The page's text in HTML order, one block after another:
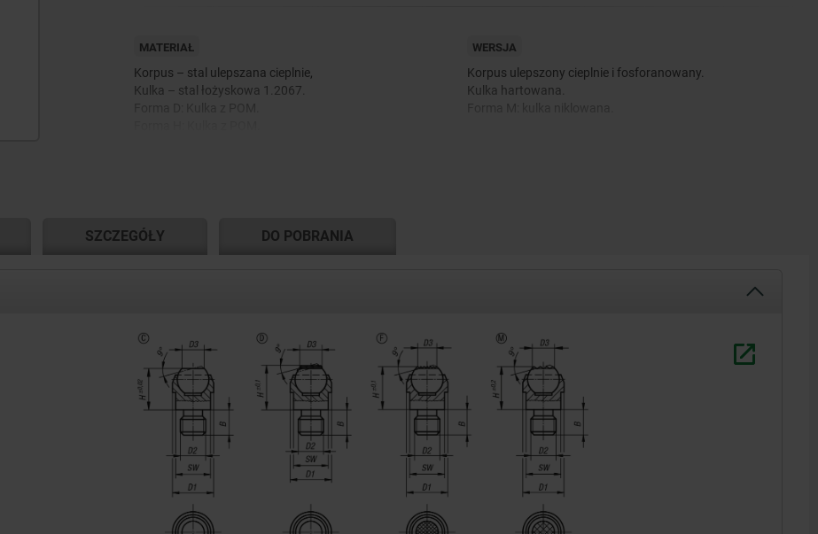
MATERIAŁ
Korpus – stal ulepszana cieplnie,
Kulka – stal łożyskowa 1.2067.
WERSJA
Korpus ulepszony cieplnie i fosforanowany.
Kulka hartowana.
SZCZEGÓŁY DO POBRANIA